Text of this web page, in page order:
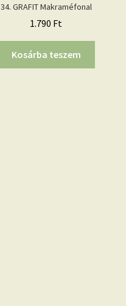
34. GRAFIT Makraméfonal
1.790 Ft
Kosárba teszem